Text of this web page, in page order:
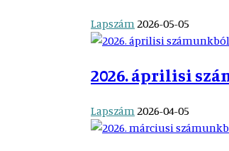
Lapszám2026-05-05
2026. áprilisi
Lapszám2026-04-05